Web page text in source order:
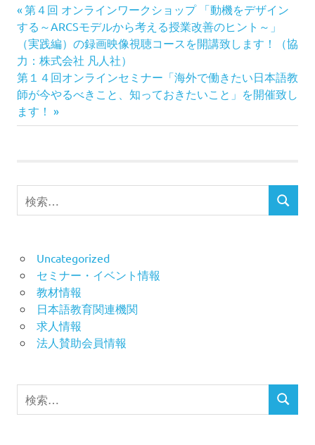
投
稿
ナ
ビ
ゲ
シ
ョ
ン
前
の
記
事:
第４回 オンラインワークショップ 「動機をデザイン
する～ARCSモデルから考える授業改善のヒント～」
（実践編）の録画映像視聴コースを開講致します！（協
力：株式会社 凡人社）
次
の
記
事:
第１４回オンラインセミナー「海外で働きたい日本語教
師が今やるべきこと、知っておきたいこと」を開催致し
ます！
検
索
検
Uncategorized
セミナー・イベント情報
教材情報
日本語教育関連機関
求人情報
法人賛助会員情報
検
索
検